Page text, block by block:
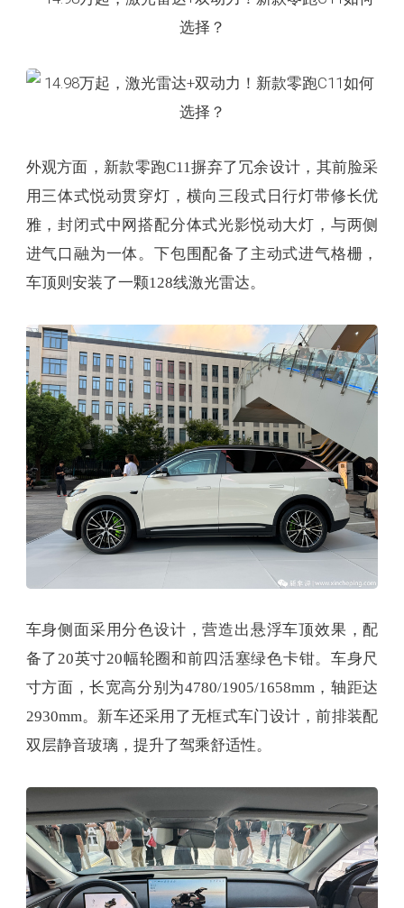
外观方面，新款零跑C11摒弃了冗余设计，其前脸采
用三体式悦动贯穿灯，横向三段式日行灯带修长优
雅，封闭式中网搭配分体式光影悦动大灯，与两侧
进气口融为一体。下包围配备了主动式进气格栅，
车顶则安装了一颗128线激光雷达。
车身侧面采用分色设计，营造出悬浮车顶效果，配
备了20英寸20幅轮圈和前四活塞绿色卡钳。车身尺
寸方面，长宽高分别为4780/1905/1658mm，轴距达
2930mm。新车还采用了无框式车门设计，前排装配
双层静音玻璃，提升了驾乘舒适性。